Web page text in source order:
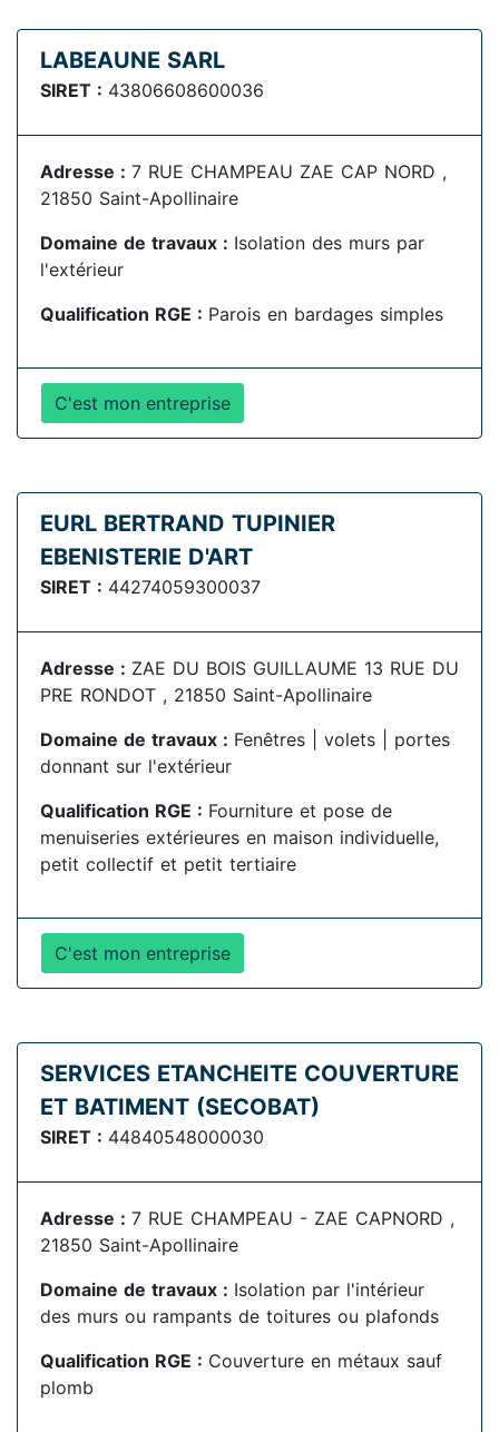
LABEAUNE SARL
SIRET : 43806608600036
Adresse : 7 RUE CHAMPEAU ZAE CAP NORD ,
21850 Saint-Apollinaire
Domaine de travaux : Isolation des murs par
l'extérieur
Qualification RGE : Parois en bardages simples
C'est mon entreprise
EURL BERTRAND TUPINIER
EBENISTERIE D'ART
SIRET : 44274059300037
Adresse : ZAE DU BOIS GUILLAUME 13 RUE DU
PRE RONDOT , 21850 Saint-Apollinaire
Domaine de travaux : Fenêtres | volets | portes
donnant sur l'extérieur
Qualification RGE : Fourniture et pose de
menuiseries extérieures en maison individuelle,
petit collectif et petit tertiaire
C'est mon entreprise
SERVICES ETANCHEITE COUVERTURE
ET BATIMENT (SECOBAT)
SIRET : 44840548000030
Adresse : 7 RUE CHAMPEAU - ZAE CAPNORD ,
21850 Saint-Apollinaire
Domaine de travaux : Isolation par l'intérieur
des murs ou rampants de toitures ou plafonds
Qualification RGE : Couverture en métaux sauf
plomb